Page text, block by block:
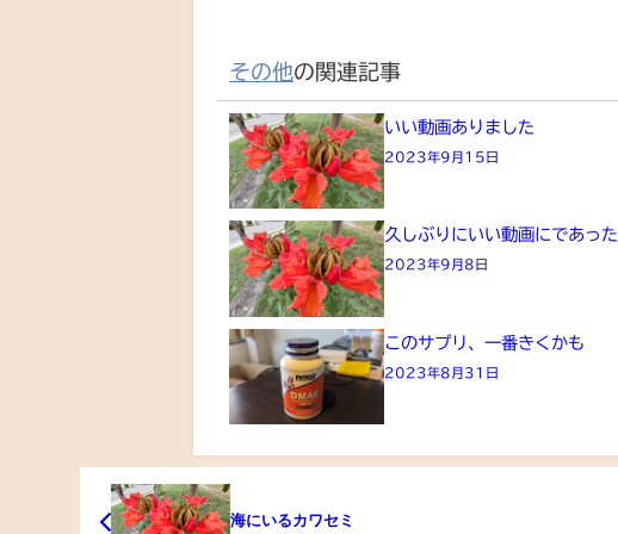
その他の関連記事
いい動画ありました
2023年9月15日
久しぶりにいい動画にであった
2023年9月8日
このサプリ、一番きくかも
2023年8月31日
海にいるカワセミ